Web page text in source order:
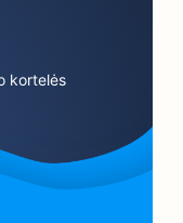
kortelės